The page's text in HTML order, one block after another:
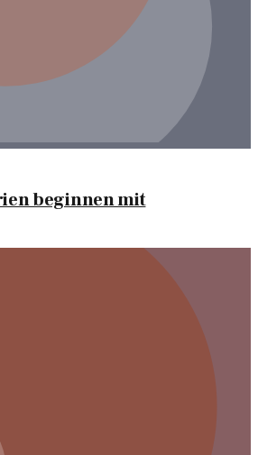
beginnen mit